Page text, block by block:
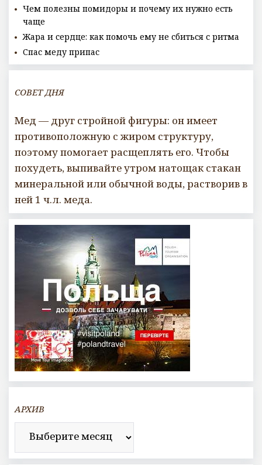
Чем полезны помидоры и почему их нужно есть
чаще
Жара и сердце: как помочь ему не сбиться с ритма
Спас меду припас
СОВЕТ ДНЯ
Мед — друг стройной фигуры: он имеет
противоположную с жиром структуру,
поэтому помогает расщеплять его. Чтобы
похудеть, выпивайте утром натощак стакан
минеральной или обычной воды, растворив в
ней 1 ч.л. меда.
АРХИВ
Архив